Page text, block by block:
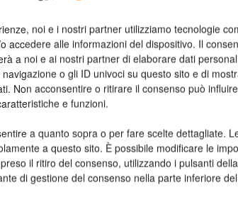
noi e i nostri partner utilizziamo tecnologie
accedere alle informazioni del dispositivo. Il
a noi e ai nostri partner di elaborare dati
o gli ID univoci su questo sito e di
Non acconsentire o ritirare il consenso può influire
e funzioni.
a quanto sopra o per fare scelte dettagliate.
a questo sito. È possibile modificare le
il ritiro del consenso, utilizzando i pulsanti
di gestione del consenso nella parte inferiore